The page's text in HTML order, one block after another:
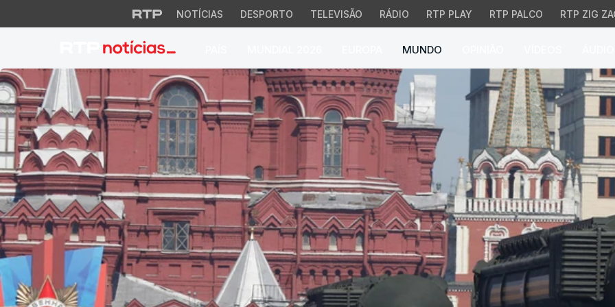
NOTÍCIAS DESPORTO TELEVISÃO RÁDIO RTP PLAY RTP PALCO RTP ZIG
MUNDO
Tratado New START expira. O que está